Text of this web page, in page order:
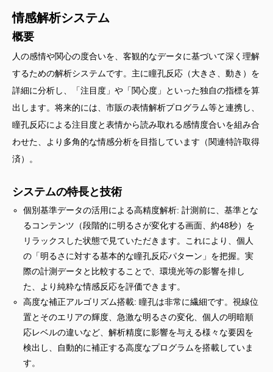
情感解析システム
概要
人の感情や関心の度合いを、客観的なデータに基づいて深く理解
するための解析システムです。主に瞳孔反応（大きさ、動き）を
詳細に分析し、「注目度」や「関心度」といった独自の指標を算
出します。将来的には、市販の表情解析プログラム等と連携し、
瞳孔反応による注目度と表情から読み取れる感情度合いを組み合
わせた、より多角的な情感分析を目指しています（関連特許取得
済）。
システムの特長と技術
個別基準データの活用による高精度解析: 計測前に、基準とな
るコンテンツ（段階的に明るさが変化する画面、約48秒）を
リラックスした状態で見ていただきます。これにより、個人
の「明るさに対する基本的な瞳孔反応パターン」を把握。実
際の計測データと比較することで、環境光等の影響を排し
た、より純粋な情感反応を評価できます。
高度な補正アルゴリズム搭載: 瞳孔は非常に繊細です。視線位
置とそのエリアの輝度、急激な明るさの変化、個人の明暗順
応レベルの違いなど、解析精度に影響を与える様々な要因を
検出し、自動的に補正する高度なプログラムを搭載していま
す。